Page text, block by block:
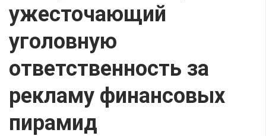
ужесточающий
уголовную
ответственность за
рекламу финансовых
пирамид